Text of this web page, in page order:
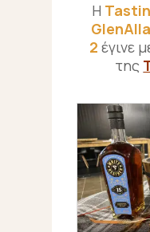
Η
2 έγινε
της